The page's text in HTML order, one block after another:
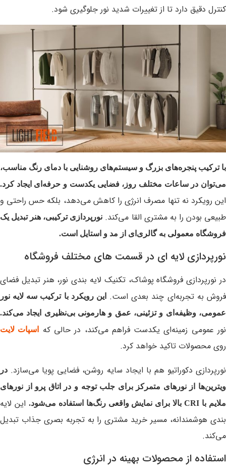
کنترل دقیق دارد تا از تغییرات شدید نور جلوگیری شود.
با ترکیب پنجره‌های بزرگ و سیستم‌های روشنایی با دمای رنگ مناسب،
می‌توان در ساعات مختلف روز، فضایی یکدست و حرفه‌ای ایجاد کرد.
این رویکرد نه تنها مصرف انرژی را کاهش می‌دهد، بلکه حس راحتی و
طبیعی بودن را به مشتری القا می‌کند. نورپردازی ترکیبی، هنر تبدیل یک
فروشگاه معمولی به گالری‌ای از مد و استایل است.
نورپردازی لایه ای در قسمت های مختلف فروشگاه
در نورپردازی فروشگاه پوشاک، تکنیک لایه‌ بندی نور، هنر تبدیل فضای
فروش به تجربه‌ای چند بعدی است.
این رویکرد با ترکیب سه لایه نور
عمومی، وظیفه‌ای و تزئینی، عمق و هارمونی بی‌نظیری ایجاد می‌کند.
نور عمومی زمینه‌ای یکدست فراهم می‌کند، در حالی که اسپات لایت
روی محصولات تاکید خواهد کرد.
نورپردازی دکوراتیو هم با ایجاد سایه‌ روشن‌، فضایی پویا می‌سازد. در
ویترین‌ها از نورهای متمرکز برای جلب توجه و در اتاق پرو از نورهای
ملایم با CRIبالا برای نمایش واقعی رنگ‌ها استفاده می‌شود. این لایه‌
بندی هوشمندانه، مسیر خرید مشتری را به تجربه بصری جذاب تبدیل
می‌کند.
استفاده از محصولات بهینه در انرژی